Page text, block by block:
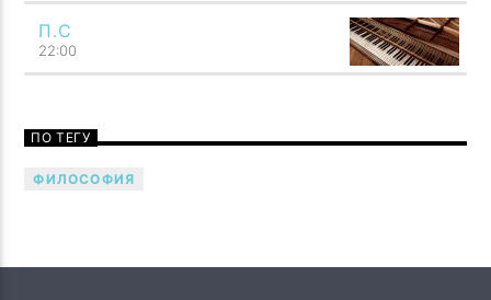
Говори музыкой! Напой семью — TF6 Radio
П.С
22:00
ПО ТЕГУ
ФИЛОСОФИЯ